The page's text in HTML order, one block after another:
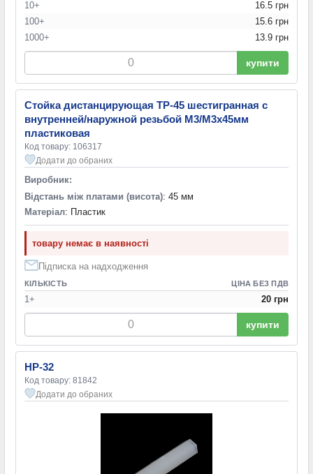
10+
16.5 грн
100+
15.6 грн
1000+
13.9 грн
купити
Стойка дистанцирующая TP-45 шестигранная с
внутренней/наружной резьбой М3/М3х45мм
пластиковая
Код товару: 106317
Додати до обраних
Виробник:
Відстань між платами (висота): 45 мм
Матеріал: Пластик
товару немає в наявності
Підписка на надходження
КІЛЬКІСТЬ ЦІНА БЕЗ ПДВ
1+ 20 грн
купити
HP-32
Код товару: 81842
Додати до обраних